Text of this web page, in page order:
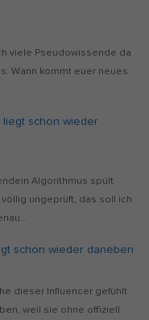
viele Pseudowissende da
Wann kommt euer neues
liegt schon wieder
Algorithmus spült
ungeprüft, das soll ich
schon wieder daneben
dieser Influencer gefühlt
weil sie ohne offiziell